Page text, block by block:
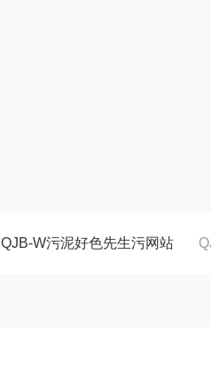
QJB-W污泥好色先生污网站